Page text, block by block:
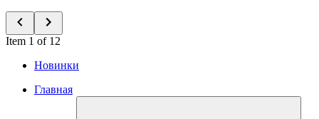
Item 1 of 12
Новинки
Главная